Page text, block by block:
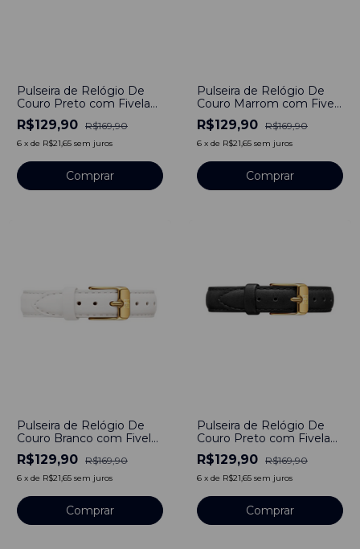
Pulseira de Relógio De
Couro Preto com Fivela
em Aço Inoxidável 16mm
R$129,90 R$169,90
6 x de R$21,65 sem juros
Comprar
Pulseira de Relógio De
Couro Marrom com Fivela
em Aço Inoxidável 18mm
R$129,90 R$169,90
6 x de R$21,65 sem juros
Comprar
Pulseira de Relógio De
Couro Branco com Fivela
em Aço Inoxidável 18mm
R$129,90 R$169,90
6 x de R$21,65 sem juros
Comprar
Pulseira de Relógio De
Couro Preto com Fivela
em Aço Inoxidável 18mm
R$129,90 R$169,90
6 x de R$21,65 sem juros
Comprar